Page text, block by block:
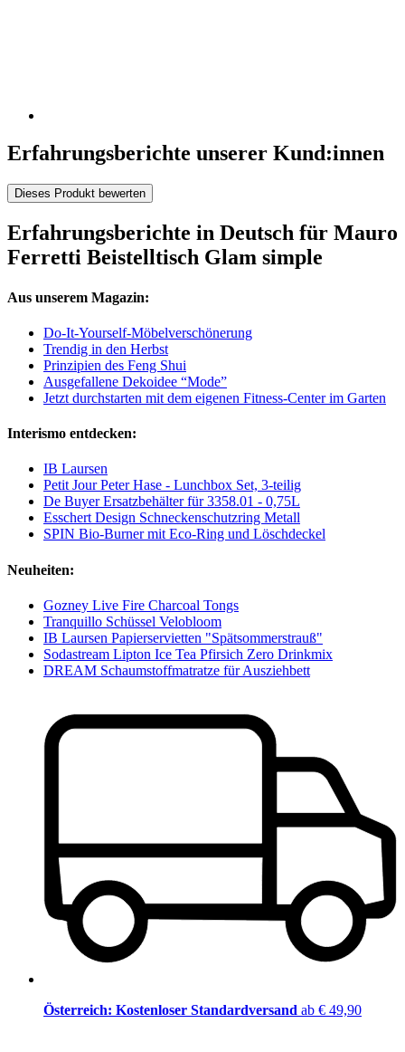
Erfahrungsberichte unserer Kund:innen
Dieses Produkt bewerten
Erfahrungsberichte in Deutsch für Mauro
Ferretti Beistelltisch Glam simple
Aus unserem Magazin:
Do-It-Yourself-Möbelverschönerung
Trendig in den Herbst
Prinzipien des Feng Shui
Ausgefallene Dekoidee “Mode”
Jetzt durchstarten mit dem eigenen Fitness-Center im Garten
Interismo entdecken:
IB Laursen
Petit Jour Peter Hase - Lunchbox Set, 3-teilig
De Buyer Ersatzbehälter für 3358.01 - 0,75L
Esschert Design Schneckenschutzring Metall
SPIN Bio-Burner mit Eco-Ring und Löschdeckel
Neuheiten:
Gozney Live Fire Charcoal Tongs
Tranquillo Schüssel Velobloom
IB Laursen Papierservietten "Spätsommerstrauß"
Sodastream Lipton Ice Tea Pfirsich Zero Drinkmix
DREAM Schaumstoffmatratze für Ausziehbett
Österreich: Kostenloser Standardversand ab € 49,90